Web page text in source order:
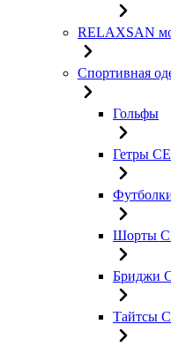
RELAXSAN
Спортивная
Гольфы
Гетры
Шорты
Бриджи
Тайтсы